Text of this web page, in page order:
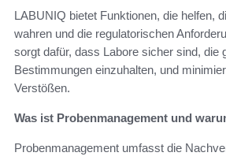
LABUNIQ bietet Funktionen, die helfen,
wahren und die regulatorischen
sorgt dafür, dass Labore sicher sind, die
Bestimmungen einzuhalten, und
Verstößen.
Was ist Probenmanagement und
Probenmanagement umfasst die